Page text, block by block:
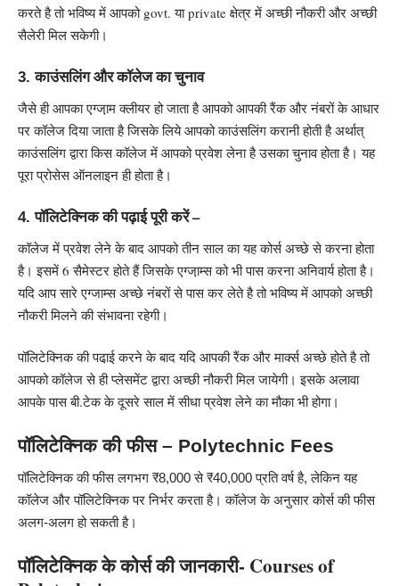
करते है तो भविष्य में आपको govt. या private क्षेत्र में अच्छी नौकरी और अच्छी
सैलेरी मिल सकेगी।
3.काउंसलिंग और कॉलेज का चुनाव
जैसे ही आपका एग्जा़म क्लीयर हो जाता है आपको आपकी रैंक और नंबरों के आधार
पर कॉलेज दिया जाता है जिसके लिये आपको काउंसलिंग करानी होती है अर्थात्
काउंसलिंग द्वारा किस कॉलेज में आपको प्रवेश लेना है उसका चुनाव होता है। यह
पूरा प्रोसेस ऑनलाइन ही होता है।
4.पॉलिटेक्निक की पढ़ाई पूरी करें –
कॉलेज में प्रवेश लेने के बाद आपको तीन साल का यह कोर्स अच्छे से करना होता
है। इसमें 6 सैमेस्टर होते हैं जिसके एग्जा़म्स को भी पास करना अनिवार्य होता है।
यदि आप सारे एग्जाम्स अच्छे नंबरों से पास कर लेते है तो भविष्य में आपको अच्छी
नौकरी मिलने की संभावना रहेगी।
पॉलिटेक्निक की पढा़ई करने के बाद यदि आपकी रैंक और मार्क्स अच्छे होते है तो
आपको कॉलेज से ही प्लेसमेंट द्वारा अच्छी नौकरी मिल जायेगी। इसके अलावा
आपके पासबी.टेकके दूसरे साल में सीधा प्रवेश लेने का मौका भी होगा।
पॉलिटेक्निक की फीस – Polytechnic Fees
पॉलिटेक्निक की फीस लगभग ₹8,000 से ₹40,000 प्रति वर्ष है, लेकिन यह
कॉलेज और पॉलिटेक्निक पर निर्भर करता है। कॉलेज के अनुसार कोर्स की फीस
अलग-अलग हो सकती है।
पॉलिटेक्निक के कोर्स की जानकारी- Courses of